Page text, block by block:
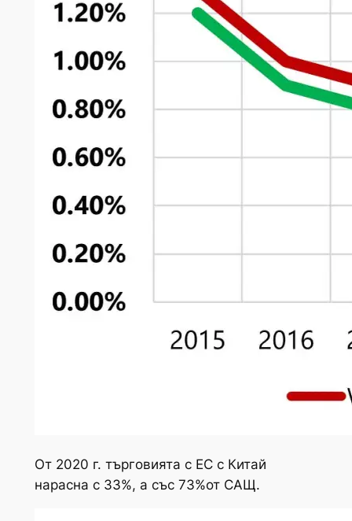
От 2020 г. търговията с ЕС с Китай
нарасна с 33%, а със 73%от САЩ.